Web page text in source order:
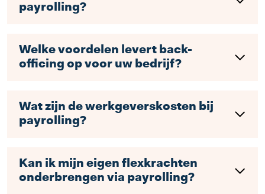
payrolling?
Welke voordelen levert back-
officing op voor uw bedrijf?
Wat zijn de werkgeverskosten bij
payrolling?
Kan ik mijn eigen flexkrachten
onderbrengen via payrolling?